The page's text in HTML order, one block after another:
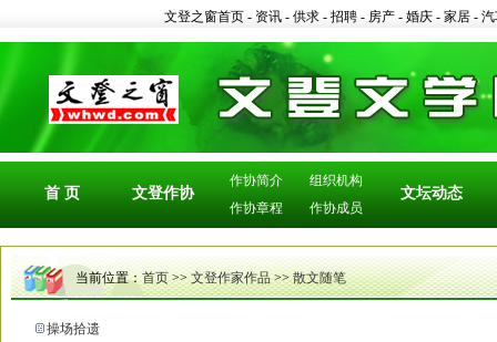
文登之窗首页 - 资讯 - 供求 - 招聘 - 房产 - 婚庆 - 家居 -
首 页 文登作协
作协简介
组织机构
作协章程
作协成员
文坛动态
当前位置： 首页>>文登作家作品>>散文随笔
操场拾遗